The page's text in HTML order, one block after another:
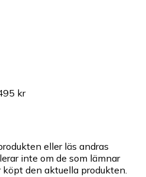
kr
eller läs andras
inte om de som lämnar
den aktuella produkten.